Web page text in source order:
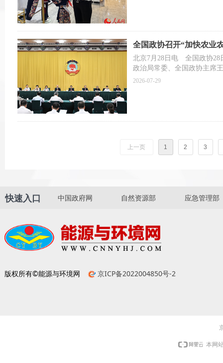
全国政协召开“加快农业
北京7月28日电 全国政协28
政治局常委、全国政协主席
2026-07-29
上一页 1 2 3
版权所有©能源与环境网 京ICP备2022004850号-2
快速入口 中国政府网 自然资源部 应急管理部
本网